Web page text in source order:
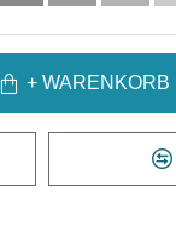
+ WARENKORB